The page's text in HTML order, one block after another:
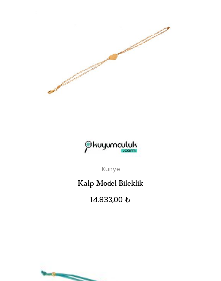
Künye
Kalp Model Bileklik
14.833,00 ₺